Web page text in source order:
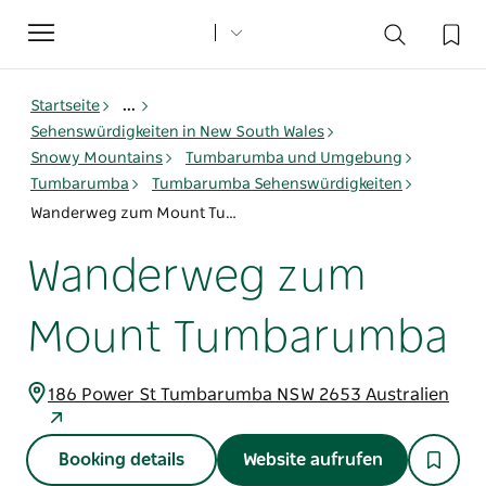
Toggle
navigation
Startseite
...
Sehenswürdigkeiten in New South Wales
Snowy Mountains
Tumbarumba und Umgebung
Tumbarumba
Tumbarumba Sehenswürdigkeiten
Wanderweg zum Mount Tumbarumba
Wanderweg zum
Mount Tumbarumba
186 Power St Tumbarumba NSW 2653 Australien
Booking details Website aufrufen